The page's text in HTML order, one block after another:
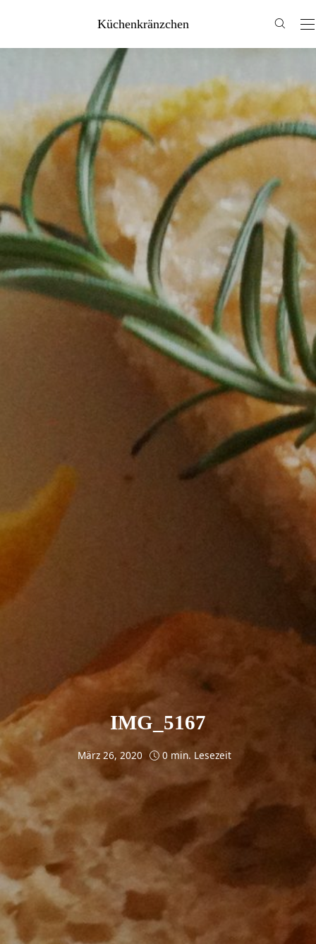
Küchenkränzchen
IMG_5167
März 26, 2020 0 min. Lesezeit